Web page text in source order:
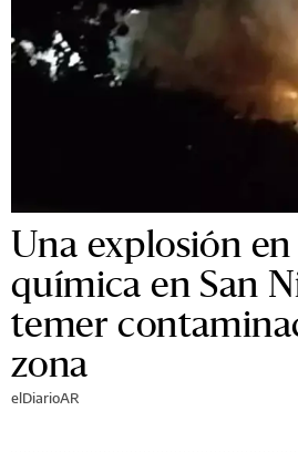
Una explosión
química en San
temer
zona
elDiarioAR